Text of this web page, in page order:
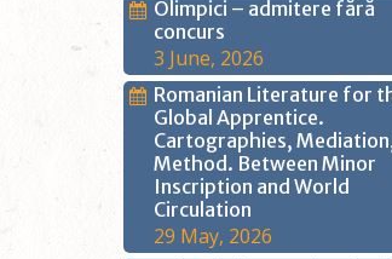
Olimpici – admitere fără
concurs
3 June, 2026
Romanian Literature for
Global Apprentice.
Cartographies,
Method. Between Minor
Inscription and World
Circulation
29 May, 2026